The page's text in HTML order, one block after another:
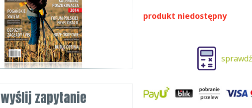
wyślij zapytanie
produkt niedostępny